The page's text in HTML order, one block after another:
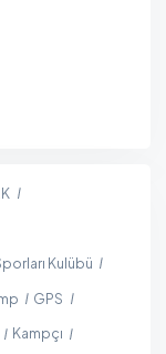
Kulübü
GPS
Kampçı